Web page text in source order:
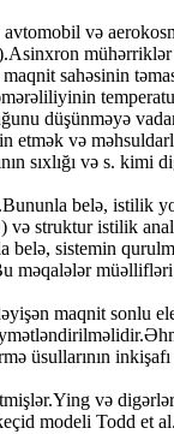
və
mühərriklər
sahəsinin
düşünməyə
və
sıxlığı və s. kimi
belə, istilik
və struktur istilik
sistemin
məqalələr
maqnit sonlu
üsullarının
və
modeli Todd et